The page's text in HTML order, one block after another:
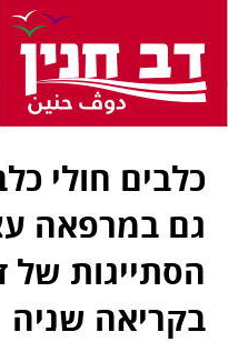
כלבים חולי
גם במרפאה
הסתייגות
בקריאה שניה